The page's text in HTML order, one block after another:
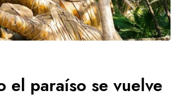
el paraíso se vuelve